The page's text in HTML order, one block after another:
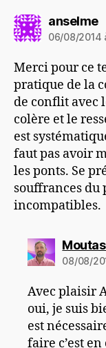
anselme
06/08/2014
Merci pour ce
pratique de la
de conflit avec
colère et le
est
faut pas avoir
les ponts. Se
souffrances du
incompatibles.
08/08/
Avec plaisir
oui, je suis
est
faire c’est